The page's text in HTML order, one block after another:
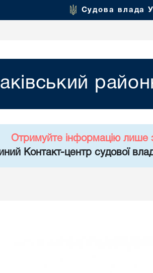
Судова влада
Отримуйте інформацію лише
Контакт-центр судової